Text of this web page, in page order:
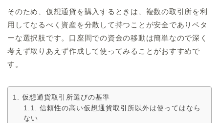
そのため、仮想通貨を購入するときは、複数の取引所を利
用してなるべく資産を分散して持つことが安全でありベタ
ーな選択肢です。口座間での資金の移動は簡単なので深く
考えず取りあえず作成して使ってみることがおすすめで
す。
仮想通貨取引所選びの基準
信頼性の高い仮想通貨取引所以外は使ってはなら
ない